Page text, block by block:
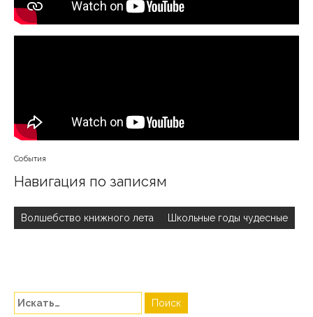
События
Навигация по записям
Волшебство книжного лета Школьные годы чудесные